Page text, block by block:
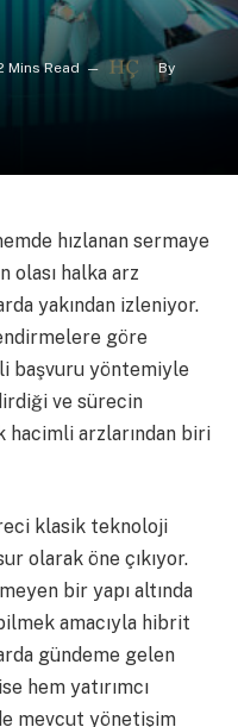
Mins Read By
hızlanan sermaye
olası halka arz
yakından izleniyor.
göre
başvuru yöntemiyle
ve sürecin
arzlarından biri
klasik teknoloji
olarak öne çıkıyor.
bir yapı altında
amacıyla hibrit
gündeme gelen
hem yatırımcı
mevcut yönetişim